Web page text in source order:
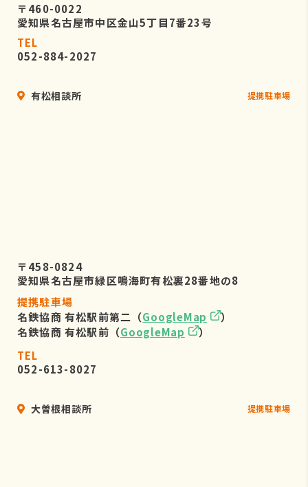
〒460-0022
愛知県名古屋市中区金山5丁目7番23号
TEL
052-884-2027
有松相談所 提携駐車場
〒458-0824
愛知県名古屋市緑区鳴海町有松裏28番地の8
提携駐車場
名鉄協商 有松駅前第二（GoogleMap
）
名鉄協商 有松駅前（GoogleMap
）
TEL
052-613-8027
大曽根相談所 提携駐車場